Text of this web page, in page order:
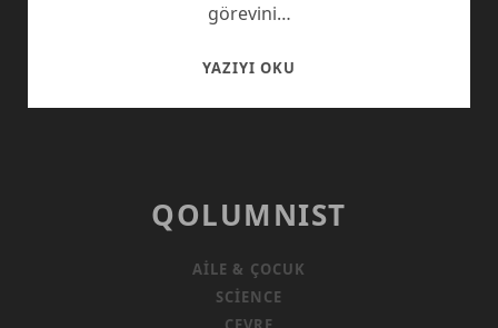
görevini…
YAZIYI OKU
QOLUMNIST
AILE & ÇOCUK
SCIENCE